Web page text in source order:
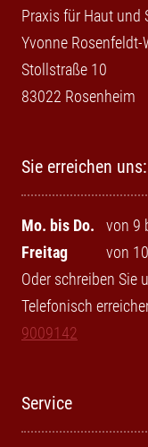
Praxis für Haut und
Yvonne Rosenfeldt-
Stollstraße 10
83022 Rosenheim
Sie erreichen uns:
Mo. bis Do.
von 9
Freitag
von
Oder schreiben Sie
Telefonisch
9009142
Service